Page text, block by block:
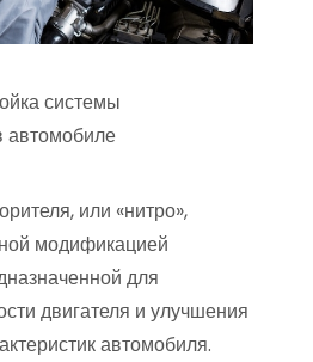
системы
автомобиле
или «нитро»,
модификацией
для
двигателя и улучшения
автомобиля.